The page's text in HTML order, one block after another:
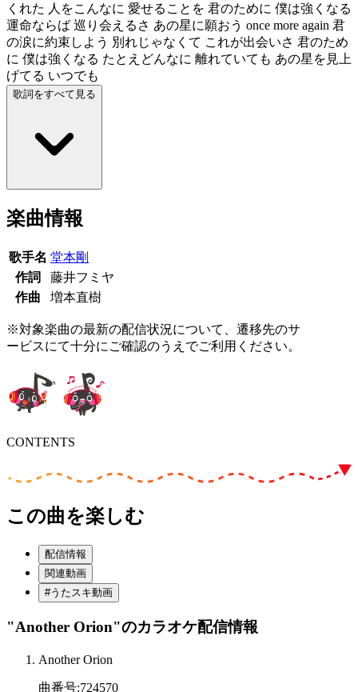
くれた 人をこんなに 愛せることを 君のために 僕は強くなる
運命ならば 巡り会えるさ あの星に願おう once more again 君
の涙に約束しよう 別れじゃなくて これが出会いさ 君のため
に 僕は強くなる たとえどんなに 離れていても あの星を見上
げてる いつでも
歌詞をすべて見る
楽曲情報
歌手名 堂本剛
作詞
藤井フミヤ
作曲
増本直樹
※対象楽曲の最新の配信状況について、遷移先のサ
ービスにて十分にご確認のうえでご利用ください。
CONTENTS
この曲を楽しむ
配信情報
関連動画
#うたスキ動画
"Another Orion"のカラオケ配信情報
Another Orion
曲番号:724570